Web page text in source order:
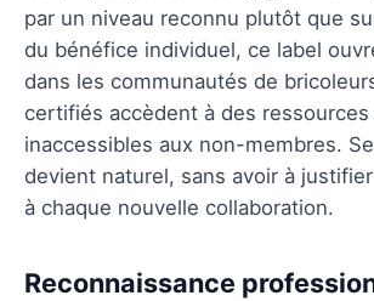
par un niveau reconnu plutôt que
du bénéfice individuel, ce label
dans les communautés de
certifiés accèdent à des ressources
inaccessibles aux non-membres.
devient naturel, sans avoir à
à chaque nouvelle collaboration.
Reconnaissance